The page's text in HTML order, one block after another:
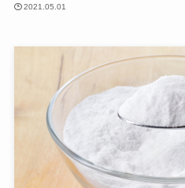
2021.05.01